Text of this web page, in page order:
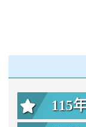
115